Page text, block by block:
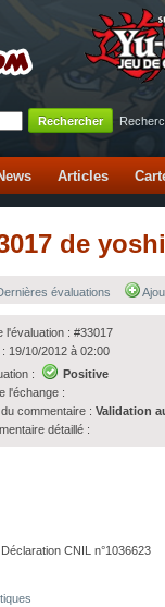
Articles
de
évaluations
l'évaluation : #33017
: 19/10/2012 à 02:00
:
Positive
l'échange :
commentaire :Validation
détaillé :
CNIL n°1036623